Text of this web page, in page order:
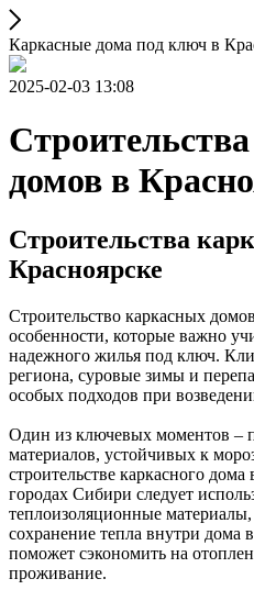
Каркасные дома под ключ в
2025-02-03 13:08
домов в
Строительства
Красноярске
Строительство каркасных
особенности, которые важно
надежного жилья под ключ.
региона, суровые зимы и
особых подходов при
Один из ключевых моментов –
материалов, устойчивых к
строительстве каркасного
городах Сибири следует
теплоизоляционные
сохранение тепла внутри
поможет сэкономить на
проживание.